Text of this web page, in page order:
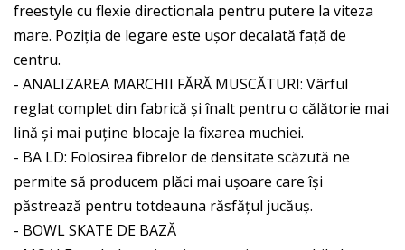
freestyle cu flexie directionala pentru putere la viteza
mare. Poziția de legare este ușor decalată față de
centru.
- ANALIZAREA MARCHII FĂRĂ MUSCĂTURI: Vârful
reglat complet din fabrică și înalt pentru o călătorie mai
lină și mai puține blocaje la fixarea muchiei.
- BA LD: Folosirea fibrelor de densitate scăzută ne
permite să producem plăci mai ușoare care își
păstrează pentru totdeauna răsfățul jucăuș.
- BOWL SKATE DE BAZĂ